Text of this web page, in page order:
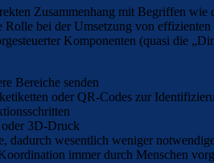
Zusammenhang mit Begriffen wie
bei der Umsetzung von
Komponenten (quasi die
Bereiche senden
oder QR-Codes zur
oder 3D-Druck
dadurch wesentlich weniger
immer durch Menschen